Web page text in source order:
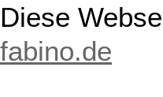
Diese
fabino.de